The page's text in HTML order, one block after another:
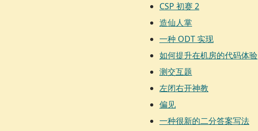
CSP 初赛 2
造仙人掌
一种 ODT 实现
如何提升在机房的代码体验
测交互题
左闭右开神教
偏见
一种很新的二分答案写法